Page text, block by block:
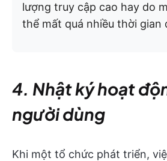
lượng truy cập cao hay do
thể mất quá nhiều thời gian
4. Nhật ký hoạt
người dùng
Khi một tổ chức phát triển,